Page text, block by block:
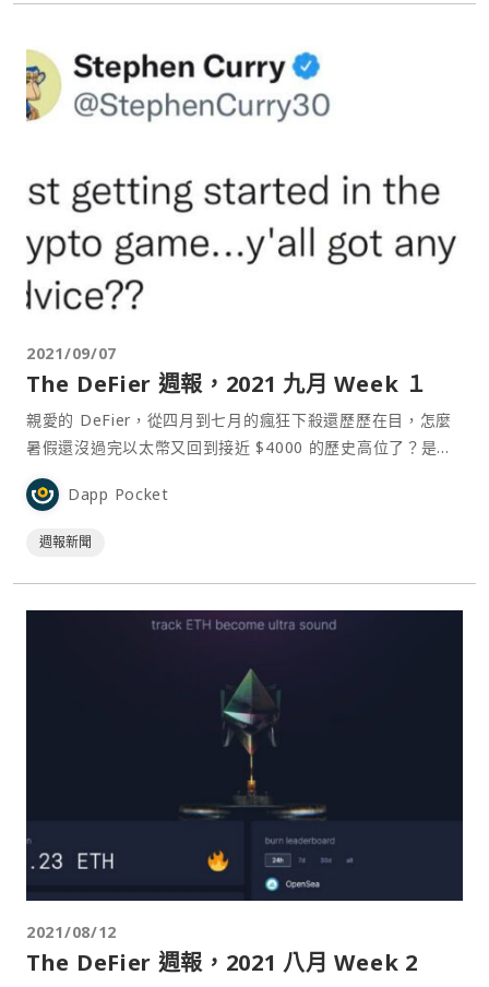
2021/09/07
The DeFi‌er ‌週報，2021 ‌九月‌ ‌Week‌ ‌１
親愛的 DeFier，從四月到七月的瘋狂下殺還歷歷在目，怎麼
暑假還沒過完以太幣又回到接近 $4000 的歷史高位了？是因
為 DeFi 項目快速復甦、EIP-1559 的燒幣效應、NFT 市場背
後推了一把？無論如何，我們的讀者知道價格終將回歸價值，
Dapp Pocket
週報新聞
2021/08/12
The DeFier 週‌報‌，2021 ‌八月‌ ‌Week‌ ‌2